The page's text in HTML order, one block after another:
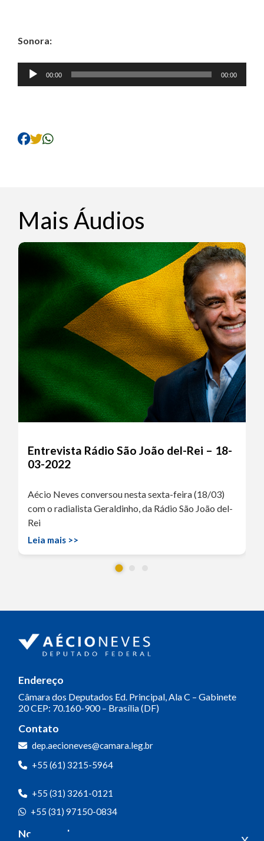
Sonora:
Tocador
de
00:00 00:00
Mais Áudios
Entrevista Rádio São João del-Rei – 18-
03-2022
Aécio Neves conversou nesta sexta-feira (18/03)
com o radialista Geraldinho, da Rádio São João del-
Rei
Leia mais >>
Endereço
Câmara dos Deputados Ed. Principal, Ala C – Gabinete
20CEP: 70.160-900 – Brasília (DF)
Contato
dep.aecioneves@camara.leg.br
+55 (61) 3215-5964
+55 (31) 3261-0121
+55 (31) 97150-0834
Nossas redes